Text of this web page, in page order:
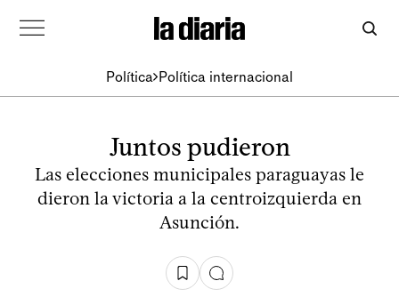
Política Política internacional
Juntos pudieron
Las elecciones municipales paraguayas le
dieron la victoria a la centroizquierda en
Asunción.